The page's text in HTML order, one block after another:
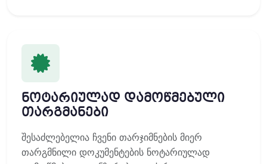
ნოტარიულად დამოწმებული
თარგმანები
შესაძლებელია ჩვენი თარჯიმნების მიერ
თარგმნილი დოკუმენტების ნოტარიულად